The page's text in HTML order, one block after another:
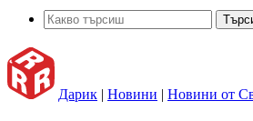
Дарик | Новини | Новини от